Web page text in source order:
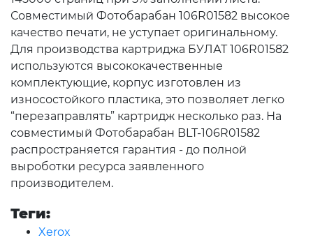
Совместимый Фотобарабан 106R01582 высокое
качество печати, не уступает оригинальному.
Для производства картриджа БУЛАТ 106R01582
используются высококачественные
комплектующие, корпус изготовлен из
износостойкого пластика, это позволяет легко
“перезаправлять” картридж несколько раз. На
совместимый Фотобарабан BLT-106R01582
распространяется гарантия - до полной
выроботки ресурса заявленного
производителем.
Теги:
Xerox